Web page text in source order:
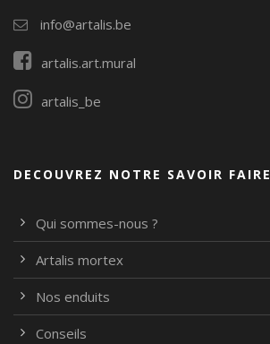
info@artalis.be
artalis.art.mural
artalis_be
DECOUVREZ NOTRE SAVOIR FAIRE
Qui sommes-nous ?
Artalis mortex
Nos enduits
Conseils